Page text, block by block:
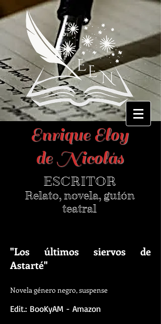
Enrique Eloy
de Nicolás
ESCRITOR
Relato, novela, guión
teatral
"Los últimos siervos de
Astarté"
Novela género negro, suspense
Edit.: BooKyAM - Amazon